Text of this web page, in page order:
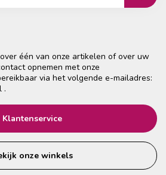
één van onze artikelen of over uw
opnemen met onze
via het volgende e-mailadres:
.
Klantenservice
onze winkels